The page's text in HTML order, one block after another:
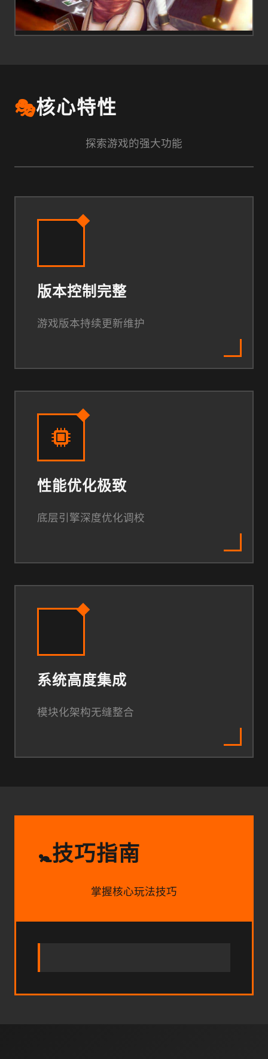
🎭核心特性
探索游戏的强大功能
版本控制完整
游戏版本持续更新维护
性能优化极致
底层引擎深度优化调校
系统高度集成
模块化架构无缝整合
🚼技巧指南
掌握核心玩法技巧